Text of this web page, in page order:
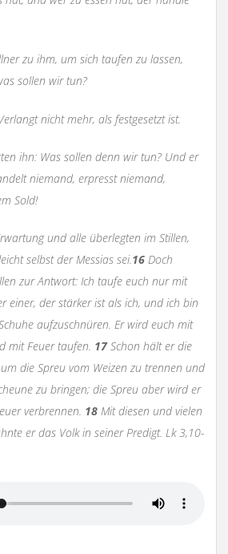
zu ihm, um sich taufen zu lassen,
sollen wir tun?
nicht mehr, als festgesetzt ist.
ihn: Was sollen denn wir tun? Und er
niemand, erpresst niemand,
Sold!
und alle überlegten im Stillen,
selbst der Messias sei.16Doch
zur Antwort: Ich taufe euch nur mit
einer, der stärker ist als ich, und ich bin
aufzuschnüren. Er wird euch mit
mit Feuer taufen. 17Schon hält er die
die Spreu vom Weizen zu trennen und
zu bringen; die Spreu aber wird er
verbrennen. 18Mit diesen und vielen
er das Volk in seiner Predigt. Lk 3,10-